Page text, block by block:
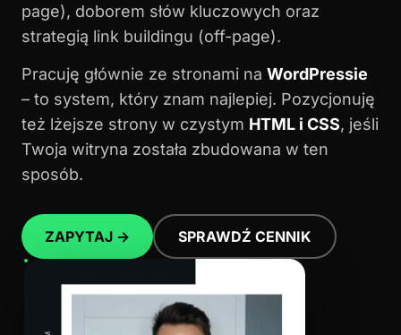
page), doborem słów kluczowych oraz
strategią link buildingu (off-page).
Pracuję głównie ze stronami na WordPressie
– to system, który znam najlepiej. Pozycjonuję
też lżejsze strony w czystym HTML i CSS, jeśli
Twoja witryna została zbudowana w ten
sposób.
ZAPYTAJ → SPRAWDŹ CENNIK